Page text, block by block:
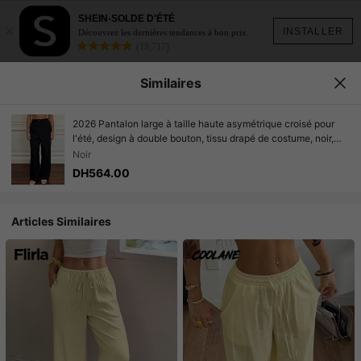
INSTALLER
SHEIN-SOLDE D'ÉTÉ
Découvrez les dernières tendances à bon prix.
Similaires
2026 Pantalon large à taille haute asymétrique croisé pour
l'été, design à double bouton, tissu drapé de costume, noir,
tenue décontractée
Noir
DH564.00
Articles Similaires